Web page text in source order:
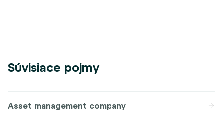
Súvisiace pojmy
Asset management company